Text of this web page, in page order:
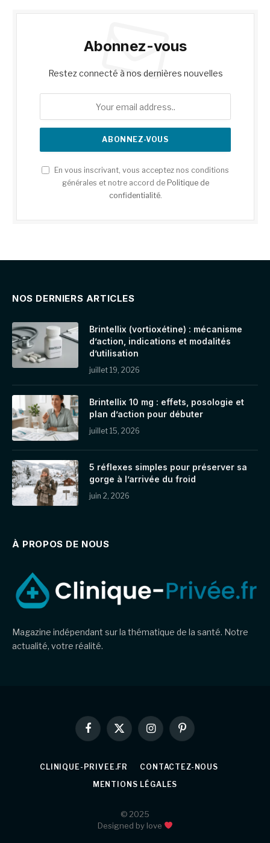
Abonnez-vous
Restez connecté à nos dernières nouvelles
En vous inscrivant, vous acceptez nos conditions
générales et notre accord de Politique de
confidentialité.
NOS DERNIERS ARTICLES
Brintellix (vortioxétine) : mécanisme
d’action, indications et modalités
d’utilisation
juillet 19, 2026
Brintellix 10 mg : effets, posologie et
plan d’action pour débuter
juillet 15, 2026
5 réflexes simples pour préserver sa
gorge à l’arrivée du froid
juin 2, 2026
À PROPOS DE NOUS
Magazine indépendant sur la thématique de la santé. Notre
actualité, votre réalité.
Facebook
X
(Twitter)
InstagramPinterest
CLINIQUE-PRIVEE.FR
CONTACTEZ-NOUS
MENTIONS LÉGALES
© 2025
Designed by love